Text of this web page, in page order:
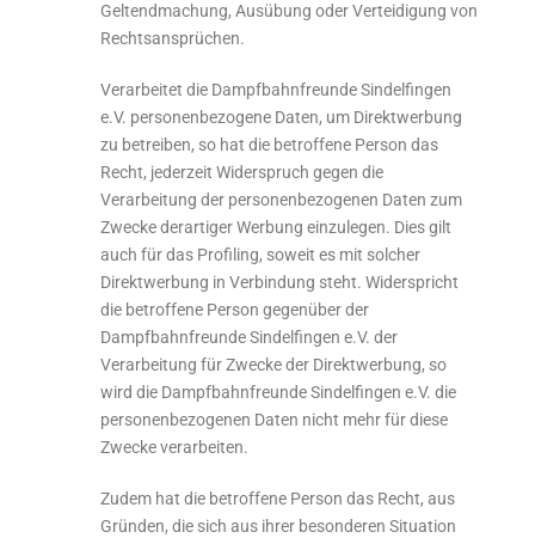
Geltendmachung, Ausübung oder Verteidigung von
Rechtsansprüchen.
Verarbeitet die Dampfbahnfreunde Sindelfingen
e.V. personenbezogene Daten, um Direktwerbung
zu betreiben, so hat die betroffene Person das
Recht, jederzeit Widerspruch gegen die
Verarbeitung der personenbezogenen Daten zum
Zwecke derartiger Werbung einzulegen. Dies gilt
auch für das Profiling, soweit es mit solcher
Direktwerbung in Verbindung steht. Widerspricht
die betroffene Person gegenüber der
Dampfbahnfreunde Sindelfingen e.V. der
Verarbeitung für Zwecke der Direktwerbung, so
wird die Dampfbahnfreunde Sindelfingen e.V. die
personenbezogenen Daten nicht mehr für diese
Zwecke verarbeiten.
Zudem hat die betroffene Person das Recht, aus
Gründen, die sich aus ihrer besonderen Situation